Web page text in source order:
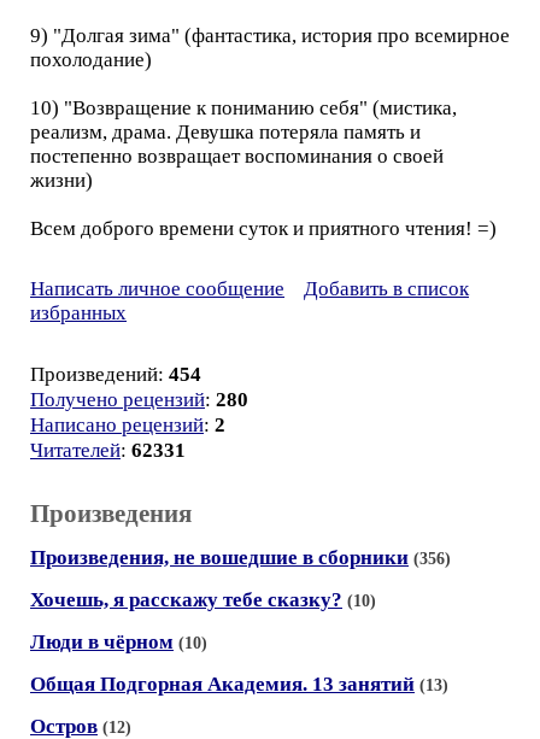
9) "Долгая зима" (фантастика, история про всемирное
похолодание)
10) "Возвращение к пониманию себя" (мистика,
реализм, драма. Девушка потеряла память и
постепенно возвращает воспоминания о своей
жизни)
Всем доброго времени суток и приятного чтения! =)
Написать личное сообщение
Добавить в список
избранных
Произведений: 454
Получено рецензий: 280
Написано рецензий: 2
Читателей: 62331
Произведения
Произведения, не вошедшие в сборники (356)
Хочешь, я расскажу тебе сказку? (10)
Люди в чёрном (10)
Общая Подгорная Академия. 13 занятий (13)
Остров (12)